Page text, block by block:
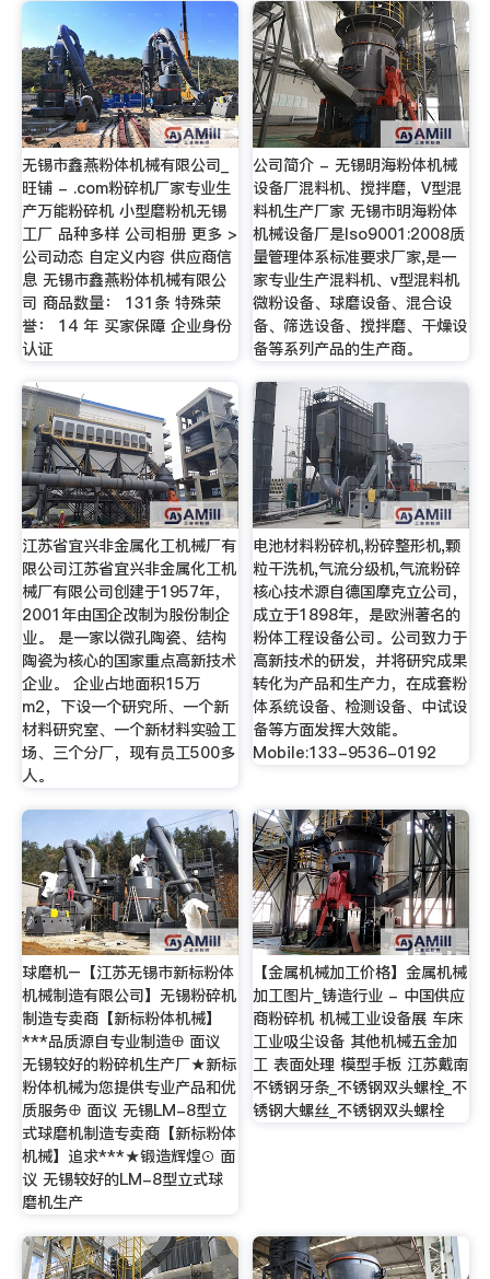
无锡市鑫燕粉体机械有限公司_
旺铺 - .com粉碎机厂家专业生
产万能粉碎机 小型磨粉机无锡
工厂 品种多样 公司相册 更多 >
公司动态 自定义内容 供应商信
息 无锡市鑫燕粉体机械有限公
司 商品数量： 131条 特殊荣
誉： 14 年 买家保障 企业身份
认证
公司简介 - 无锡明海粉体机械
设备厂混料机、搅拌磨，V型混
料机生产厂家 无锡市明海粉体
机械设备厂是Iso9001:2008质
量管理体系标准要求厂家,是一
家专业生产混料机、v型混料机
微粉设备、球磨设备、混合设
备、筛选设备、搅拌磨、干燥设
备等系列产品的生产商。
江苏省宜兴非金属化工机械厂有
限公司江苏省宜兴非金属化工机
械厂有限公司创建于1957年，
2001年由国企改制为股份制企
业。 是一家以微孔陶瓷、结构
陶瓷为核心的国家重点高新技术
企业。 企业占地面积15万
m2，下设一个研究所、一个新
材料研究室、一个新材料实验工
场、三个分厂，现有员工500多
人。
电池材料粉碎机,粉碎整形机,颗
粒干洗机,气流分级机,气流粉碎
核心技术源自德国摩克立公司，
成立于1898年，是欧洲著名的
粉体工程设备公司。公司致力于
高新技术的研发，并将研究成果
转化为产品和生产力，在成套粉
体系统设备、检测设备、中试设
备等方面发挥大效能。
Mobile:133-9536-0192
球磨机–【江苏无锡市新标粉体
机械制造有限公司】无锡粉碎机
制造专卖商【新标粉体机械】
***品质源自专业制造⊕ 面议
无锡较好的粉碎机生产厂★新标
粉体机械为您提供专业产品和优
质服务⊕ 面议 无锡LM-8型立
式球磨机制造专卖商【新标粉体
机械】追求***★锻造辉煌⊙ 面
议 无锡较好的LM-8型立式球
磨机生产
【金属机械加工价格】金属机械
加工图片_铸造行业 - 中国供应
商粉碎机 机械工业设备展 车床
工业吸尘设备 其他机械五金加
工 表面处理 模型手板 江苏戴南
不锈钢牙条_不锈钢双头螺栓_不
锈钢大螺丝_不锈钢双头螺栓